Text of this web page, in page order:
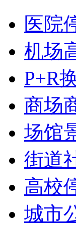
医院
机场
P+R
商场
场馆
街道
高校
城市